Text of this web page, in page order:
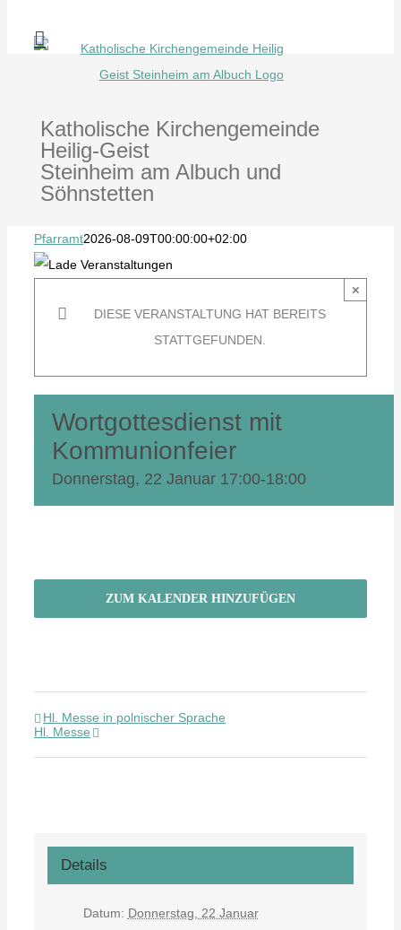
Inhalt
Katholische Kirchengemeinde
Heilig-Geist
Steinheim am Albuch und
Söhnstetten
Pfarramt2026-08-09T00:00:00+02:00
DIESE VERANSTALTUNG HAT BEREITS
STATTGEFUNDEN.
×
Wortgottesdienst mit
Kommunionfeier
Donnerstag, 22 Januar 17:00-18:00
ZUM KALENDER HINZUFÜGEN
Hl. Messe in polnischer Sprache
Hl. Messe
Details
Datum: Donnerstag, 22 Januar